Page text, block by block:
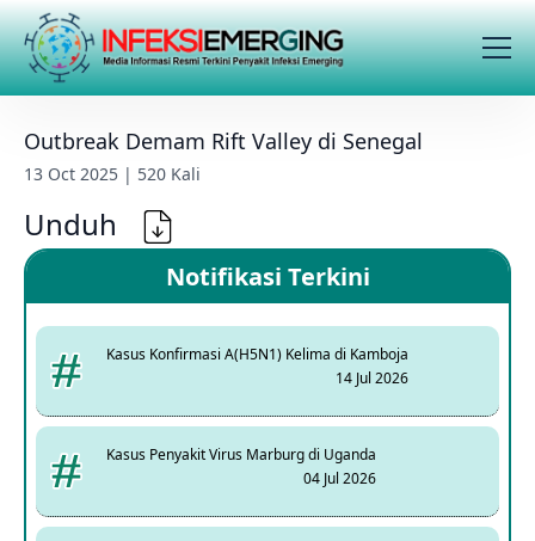
Outbreak Demam Rift Valley di Senegal
13 Oct 2025 | 520 Kali
Unduh
Notifikasi Terkini
Kasus Konfirmasi A(H5N1) Kelima di Kamboja
14 Jul 2026
Kasus Penyakit Virus Marburg di Uganda
04 Jul 2026